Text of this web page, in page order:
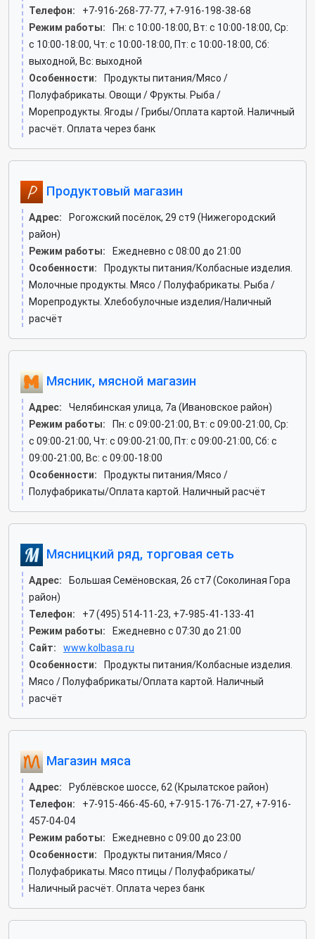
Телефон:
+7-916-268-77-77, +7-916-198-38-68
Режим работы:
Пн: c 10:00-18:00, Вт: c 10:00-18:00, Ср:
c 10:00-18:00, Чт: c 10:00-18:00, Пт: c 10:00-18:00, Сб:
выходной, Вс: выходной
Особенности:
Продукты питания/Мясо /
Полуфабрикаты. Овощи / Фрукты. Рыба /
Морепродукты. Ягоды / Грибы/Оплата картой. Наличный
расчёт. Оплата через банк
Продуктовый магазин
Адрес:
Рогожский посёлок, 29 ст9 (Нижегородский
район)
Режим работы:
Ежедневно с 08:00 до 21:00
Особенности:
Продукты питания/Колбасные изделия.
Молочные продукты. Мясо / Полуфабрикаты. Рыба /
Морепродукты. Хлебобулочные изделия/Наличный
расчёт
Мясник, мясной магазин
Адрес:
Челябинская улица, 7а (Ивановское район)
Режим работы:
Пн: c 09:00-21:00, Вт: c 09:00-21:00, Ср:
c 09:00-21:00, Чт: c 09:00-21:00, Пт: c 09:00-21:00, Сб: c
09:00-21:00, Вс: c 09:00-18:00
Особенности:
Продукты питания/Мясо /
Полуфабрикаты/Оплата картой. Наличный расчёт
Мясницкий ряд, торговая сеть
Адрес:
Большая Семёновская, 26 ст7 (Соколиная Гора
район)
Телефон:
+7 (495) 514-11-23, +7-985-41-133-41
Режим работы:
Ежедневно с 07:30 до 21:00
Сайт:
www.kolbasa.ru
Особенности:
Продукты питания/Колбасные изделия.
Мясо / Полуфабрикаты/Оплата картой. Наличный
расчёт
Магазин мяса
Адрес:
Рублёвское шоссе, 62 (Крылатское район)
Телефон:
+7-915-466-45-60, +7-915-176-71-27, +7-916-
457-04-04
Режим работы:
Ежедневно с 09:00 до 23:00
Особенности:
Продукты питания/Мясо /
Полуфабрикаты. Мясо птицы / Полуфабрикаты/
Наличный расчёт. Оплата через банк